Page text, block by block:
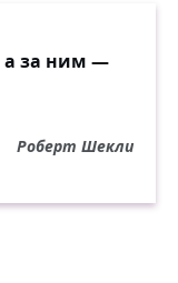
а за ним —
Роберт Шекли